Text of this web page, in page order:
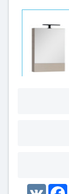
VK